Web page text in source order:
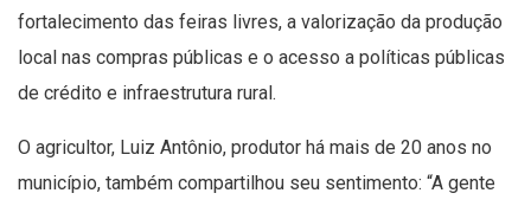
fortalecimento das feiras livres, a valorização da produção
local nas compras públicas e o acesso a políticas públicas
de crédito e infraestrutura rural.
O agricultor, Luiz Antônio, produtor há mais de 20 anos no
município, também compartilhou seu sentimento: “A gente